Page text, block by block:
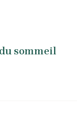
sommeil